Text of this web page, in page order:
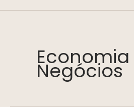
Economia
Negócios